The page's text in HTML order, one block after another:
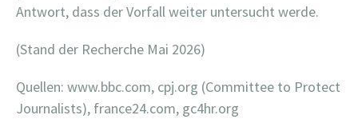
Antwort, dass der Vorfall weiter untersucht werde.
(Stand der Recherche Mai 2026)
Quellen: www.bbc.com, cpj.org (Committee to Protect
Journalists), france24.com, gc4hr.org